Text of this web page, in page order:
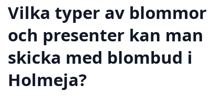
Vilka typer av blommor
och presenter kan man
skicka med blombud i
Holmeja?